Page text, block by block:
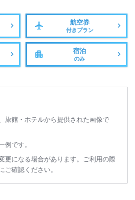
航空券
付きプラン
宿泊
のみ
旅館・ホテルから提供された画像で
例です。
更になる場合があります。ご利用の際
ご確認ください。